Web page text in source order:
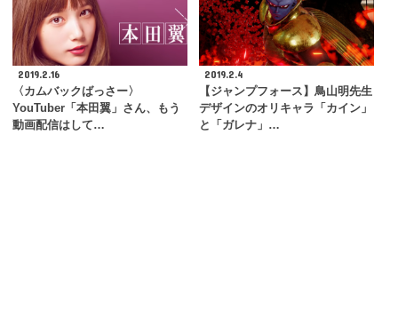
2019.2.16
〈カムバックばっさー〉
YouTuber「本田翼」さん、もう
動画配信はして…
2019.2.4
【ジャンプフォース】鳥山明先生
デザインのオリキャラ「カイン」
と「ガレナ」…